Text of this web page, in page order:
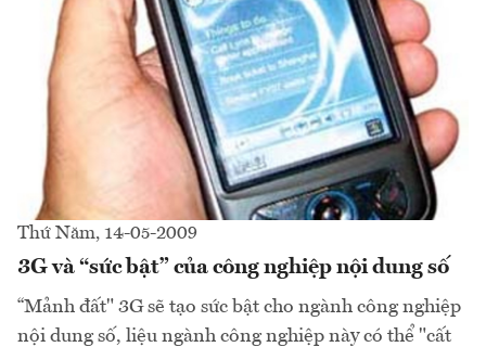
Thứ Năm, 14-05-2009
3G và “sức bật” của công nghiệp nội dung số
“Mảnh đất" 3G sẽ tạo sức bật cho ngành công nghiệp
nội dung số, liệu ngành công nghiệp này có thể "cất